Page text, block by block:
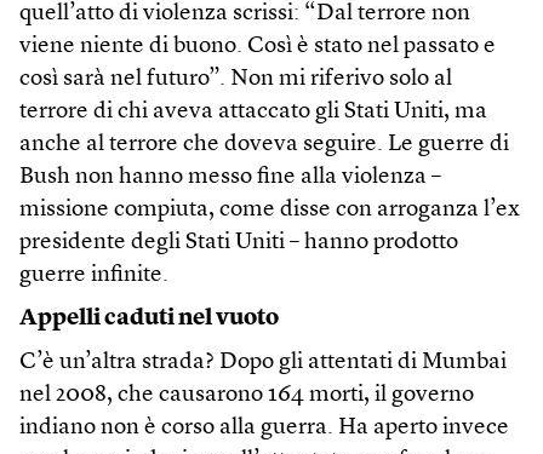
quell’atto di violenza scrissi: “Dal terrore non
viene niente di buono. Così è stato nel passato e
così sarà nel futuro”. Non mi riferivo solo al
terrore di chi aveva attaccato gli Stati Uniti, ma
anche al terrore che doveva seguire. Le guerre di
Bush non hanno messo fine alla violenza –
missione compiuta, come disse con arroganza l’ex
presidente degli Stati Uniti – hanno prodotto
guerre infinite.
Appelli caduti nel vuoto
C’è un’altra strada? Dopo gli attentati di Mumbai
nel 2008, che causarono 164 morti, il governo
indiano non è corso alla guerra. Ha aperto invece